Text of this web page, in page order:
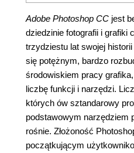
Adobe Photoshop CC jest
dziedzinie fotografii i grafiki
trzydziestu lat swojej
się potężnym, bardzo
środowiskiem pracy
liczbę funkcji i narzędzi.
których ów sztandarowy
podstawowym narzędziem
rośnie. Złożoność
początkującym